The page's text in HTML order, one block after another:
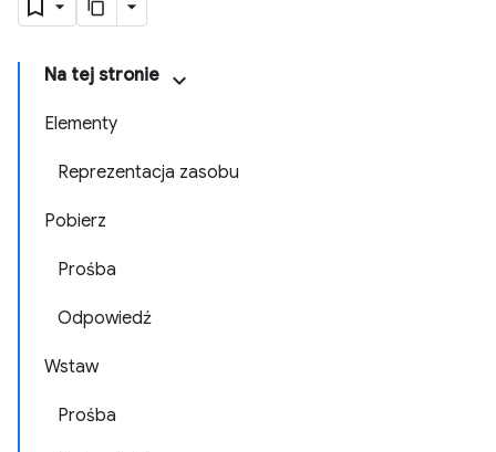
Na tej stronie
Elementy
Reprezentacja zasobu
Pobierz
Prośba
Odpowiedź
Wstaw
Prośba